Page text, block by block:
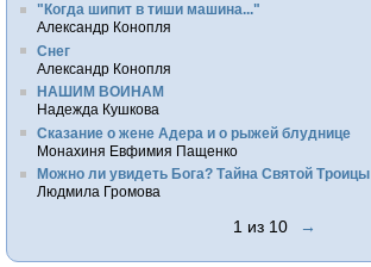
"Когда шипит в тиши машина..."
Александр Конопля
Снег
Александр Конопля
НАШИМ ВОИНАМ
Надежда Кушкова
Сказание о жене Адера и о рыжей блуднице
Монахиня Евфимия Пащенко
Можно ли увидеть Бога? Тайна Святой Троицы
Людмила Громова
1 из 10 →